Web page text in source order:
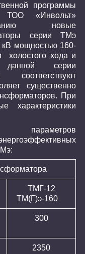
программы
ТОО «Инвольт»
новые
серии ТМэ
кВ мощностью 160-
холостого хода и
серии
соответствуют
существенно
При
характеристики
параметров
ТМГ-12
ТМ(Г)э-160
300
2350